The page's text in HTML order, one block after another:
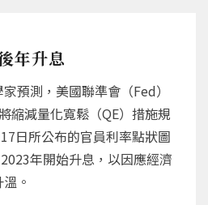
年升息
預測，美國聯準會（Fed）
縮減量化寬鬆（QE）措施規
日所公布的官員利率點狀圖
年開始升息，以因應經濟
。